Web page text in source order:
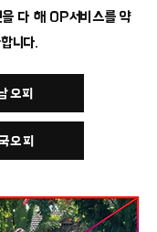
다 해 OP서비스를 약
니다.
오피
오피